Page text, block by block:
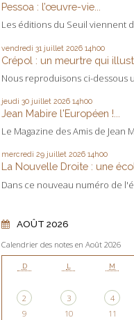
Pessoa : l’œuvre-vie...
Les éditions du Seuil viennent
vendredi 31 juillet 2026 14h00
Crépol : un meurtre qui
Nous reproduisons ci-dessous
jeudi 30 juillet 2026 14h00
Jean Mabire l'Européen !...
Le Magazine des Amis de Jean
mercredi 29 juillet 2026 14h00
La Nouvelle Droite : une
Dans ce nouveau numéro de
AOÛT 2026
Calendrier des notes en Août 2026
D L M
2
3 4
9
10 11